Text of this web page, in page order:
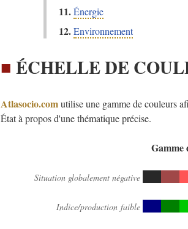
11.Énergie
12.Environnement
■ ÉCHELLE DE
Atlasocio.comutilise une gamme de couleurs
État à propos d'une thématique précise.
Gamme
Situation globalement négative
Indice/production faible